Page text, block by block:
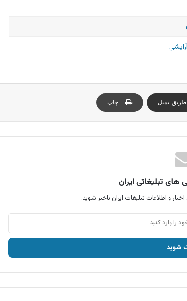
ایمیل چاپ
های تبلیغاتی ایران
و اطلاعات تبلیغات ایران باخبر شوید.